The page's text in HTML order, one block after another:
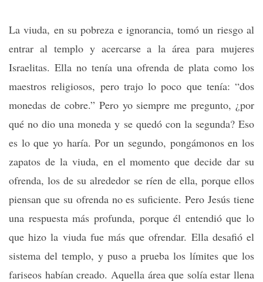
La viuda, en su pobreza e ignorancia, tomó un riesgo al
entrar al templo y acercarse a la área para mujeres
Israelitas. Ella no tenía una ofrenda de plata como los
maestros religiosos, pero trajo lo poco que tenía: “dos
monedas de cobre.” Pero yo siempre me pregunto, ¿por
qué no dio una moneda y se quedó con la segunda? Eso
es lo que yo haría. Por un segundo, pongámonos en los
zapatos de la viuda, en el momento que decide dar su
ofrenda, los de su alrededor se ríen de ella, porque ellos
piensan que su ofrenda no es suficiente. Pero Jesús tiene
una respuesta más profunda, porque él entendió que lo
que hizo la viuda fue más que ofrendar. Ella desafió el
sistema del templo, y puso a prueba los límites que los
fariseos habían creado. Aquella área que solía estar llena